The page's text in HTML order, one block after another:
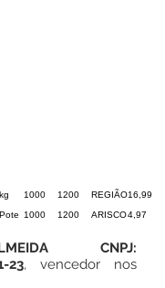
kg 1000 1200 REGIÃO16,99
Pote 1000 1200 ARISCO4,97
CNPJ:
23, vencedor nos